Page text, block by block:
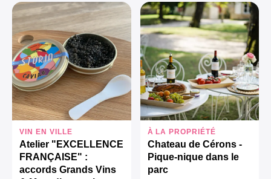
VIN EN VILLE
Atelier "EXCELLENCE
FRANÇAISE" :
accords Grands Vins
À LA PROPRIÉTÉ
Chateau de Cérons -
Pique-nique dans le
parc